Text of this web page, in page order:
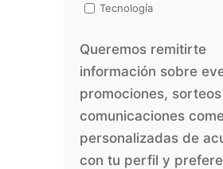
Tecnología
Queremos remitirte
información sobre
promociones,
comunicaciones
personalizadas de
con tu perfil y